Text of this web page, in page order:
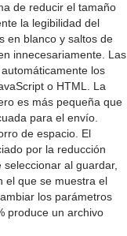
de reducir el tamaño
la legibilidad del
en blanco y saltos de
innecesariamente. Las
los
o HTML. La
es más pequeña que
para el envío.
de espacio. El
por la reducción
al guardar,
el que se muestra el
los parámetros
produce un archivo